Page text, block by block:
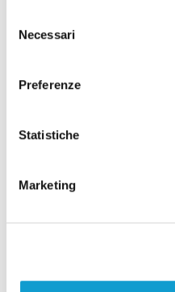
delNecessari
Preferenze
Statistiche
Marketing